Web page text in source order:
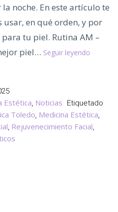
noche. En este artículo te
en qué orden, y por
tu piel. Rutina AM –
piel… Seguir leyendo
lo
que
Debes
Estética, Noticias Etiquetado
Toledo, Medicina Estética,
, Rejuvenecimiento Facial,